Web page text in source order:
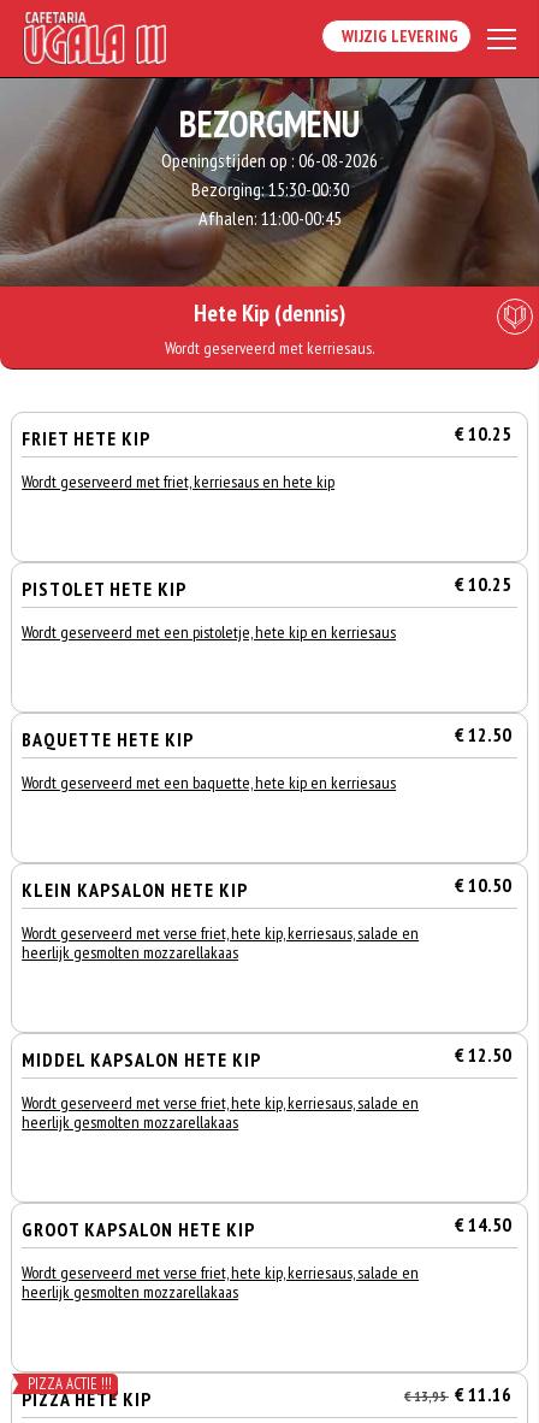
WIJZIG LEVERING
BEZORGMENU
Openingstijden op : 06-08-2026
Bezorging:15:30-00:30
Afhalen:11:00-00:45
Hete Kip (dennis)
Wordt geserveerd met kerriesaus.
FRIET HETE KIP € 10.25
Wordt geserveerd met friet, kerriesaus en hete kip
PISTOLET HETE KIP € 10.25
Wordt geserveerd met een pistoletje, hete kip en kerriesaus
BAQUETTE HETE KIP € 12.50
Wordt geserveerd met een baquette, hete kip en kerriesaus
KLEIN KAPSALON HETE KIP € 10.50
Wordt geserveerd met verse friet, hete kip, kerriesaus, salade en
heerlijk gesmolten mozzarellakaas
MIDDEL KAPSALON HETE KIP € 12.50
Wordt geserveerd met verse friet, hete kip, kerriesaus, salade en
heerlijk gesmolten mozzarellakaas
GROOT KAPSALON HETE KIP € 14.50
Wordt geserveerd met verse friet, hete kip, kerriesaus, salade en
heerlijk gesmolten mozzarellakaas
PIZZA ACTIE !!!
PIZZA HETE KIP € 13,95 € 11.16